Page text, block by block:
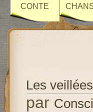
CONTE
Les
par